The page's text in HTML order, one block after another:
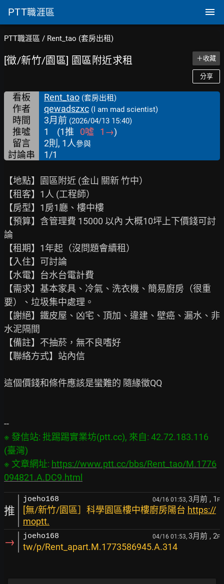
PTT職涯區
PTT職涯區 / Rent_tao (套房出租)
[徵/新竹/園區] 園區附近求租 ＋收藏
分享
看板 Rent_tao (套房出租)
作者 qewadszxc (I am mad scientist)
時間 3月前 (2026/04/13 15:40)
推噓 1 (1推 0噓 1 →)
留言
2則, 1人參與
討論串 1/1
【地點】園區附近 (金山 關新 竹中）
【租客】1人 (工程師）
【房型】1房1廳、樓中樓
【預算】含管理費 15000 以內 大概10坪上下價錢可討
論
【租期】1年起（沒問題會續租）
【入住】可討論
【水電】台水台電計費
【需求】基本家具、冷氣、洗衣機、簡易廚房（很重
要）、垃圾集中處理。
【謝絕】鐵皮屋、凶宅、頂加、違建、壁癌、漏水、非
水泥隔間
【備註】不抽菸，無不良嗜好
【聯絡方式】站內信
這個價錢和條件應該是蠻難的 隨緣徵QQ
※ 發信站: 批踢踢實業坊(ptt.cc), 來自: 42.72.183.116
(臺灣)
※ 文章網址: https://www.ptt.cc/bbs/Rent_tao/M.1776
094821.A.DC9.html
推
joeho168 04/16 01:53, 3月前 , 1 F
[無/新竹/園區］科學園區樓中樓廚房陽台 https://
moptt.
→ joeho168 04/16 01:53, 3月前 , 2F
tw/p/Rent_apart.M.1773586945.A.314